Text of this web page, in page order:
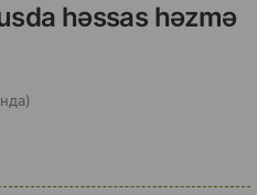
həssas həzmə